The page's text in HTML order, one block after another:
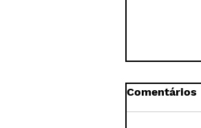
Comentários